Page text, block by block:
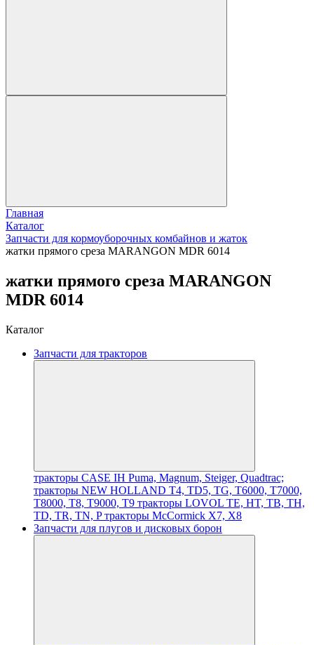
Главная
Каталог
Запчасти для кормоуборочных комбайнов и жаток
жатки прямого среза MARANGON MDR 6014
жатки прямого среза MARANGON
MDR 6014
Каталог
Запчасти для тракторов
тракторы CASE IH Puma, Magnum, Steiger, Quadtrac;
тракторы NEW HOLLAND T4, TD5, TG, T6000, T7000,
T8000, T8, T9000, T9 тракторы LOVOL TE, HT, TB, TH,
TD, TR, TN, Pтракторы McCormick X7, X8
Запчасти для плугов и дисковых борон